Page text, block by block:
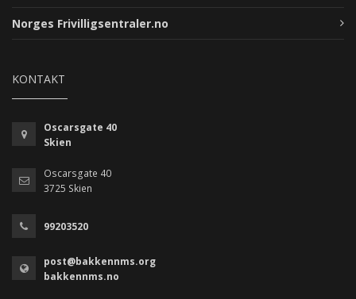
Norges Frivilligsentraler.no
KONTAKT
Oscarsgate 40
Skien
Oscarsgate 40
3725 Skien
99203520
post@bakkennms.org
bakkennms.no